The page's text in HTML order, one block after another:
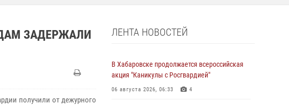
ЗАДЕРЖАЛИ
получили от дежурного
ЛЕНТА НОВОСТЕЙ
В Хабаровске продолжается всероссийская
акция "Каникулы с Росгвардией"
06 августа 2026, 06:33 4